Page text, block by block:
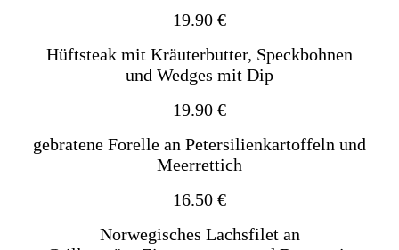
19.90 €
Hüftsteak mit Kräuterbutter, Speckbohnen
und Wedges mit Dip
19.90 €
gebratene Forelle an Petersilienkartoffeln und
Meerrettich
16.50 €
Norwegisches Lachsfilet an